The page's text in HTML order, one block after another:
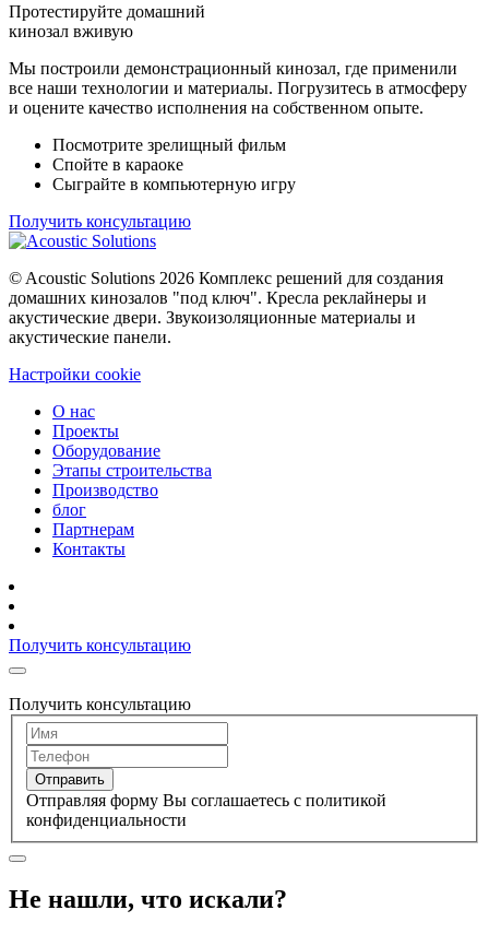
Протестируйте домашний
кинозал вживую
Мы построили демонстрационный кинозал, где применили
все наши технологии и материалы. Погрузитесь в атмосферу
и оцените качество исполнения на собственном опыте.
Посмотрите зрелищный фильм
Спойте в караоке
Сыграйте в компьютерную игру
Получить консультацию
© Acoustic Solutions 2026 Комплекс решений для создания
домашних кинозалов "под ключ". Кресла реклайнеры и
акустические двери. Звукоизоляционные материалы и
акустические панели.
Настройки cookie
О нас
Проекты
Оборудование
Этапы строительства
Производство
блог
Партнерам
Контакты
Получить консультацию
Получить консультацию
Отправить
Отправляя форму Вы соглашаетесь с политикой
конфиденциальности
Не нашли, что искали?